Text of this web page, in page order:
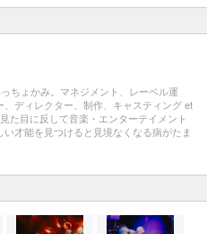
ちょかみ。マネジメント、レーベル運
ディレクター、制作、キャスティング et
た目に反して音楽・エンターテイメント
才能を見つけると見境なくなる病がたま